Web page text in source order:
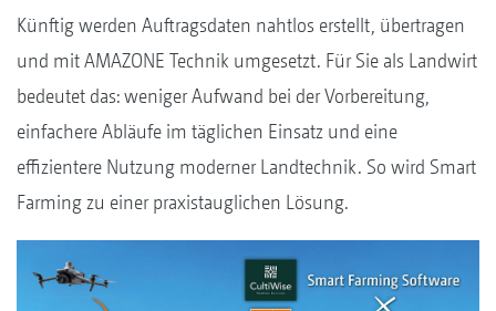
Künftig werden Auftragsdaten nahtlos erstellt, übertragen
und mit AMAZONE Technik umgesetzt. Für Sie als Landwirt
bedeutet das: weniger Aufwand bei der Vorbereitung,
einfachere Abläufe im täglichen Einsatz und eine
effizientere Nutzung moderner Landtechnik. So wird Smart
Farming zu einer praxistauglichen Lösung.